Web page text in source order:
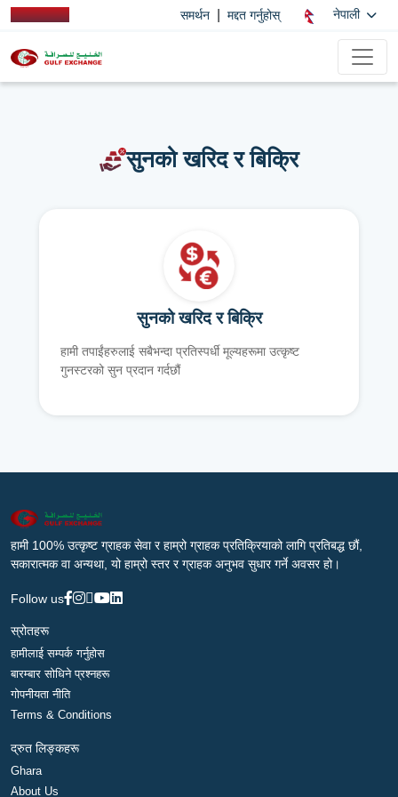
समर्थन मद्दत गर्नुहोस् नेपाली
सुनको खरिद र बिक्रि
सुनको खरिद र बिक्रि
हामी तपाईंहरुलाई सबैभन्दा प्रतिस्पर्धी मूल्यहरूमा उत्कृष्ट
गुनस्टरको सुन प्रदान गर्दछौं
हामी 100% उत्कृष्ट ग्राहक सेवा र हाम्रो ग्राहक प्रतिक्रियाको लागि प्रतिबद्ध छौं,
सकारात्मक वा अन्यथा, यो हाम्रो स्तर र ग्राहक अनुभव सुधार गर्ने अवसर हो।
Follow us
स्रोतहरू
हामीलाई सम्पर्क गर्नुहोस
बारम्बार सोधिने प्रश्नहरू
गोपनीयता नीति
Terms & Conditions
द्रुत लिङ्कहरू
Ghara
About Us